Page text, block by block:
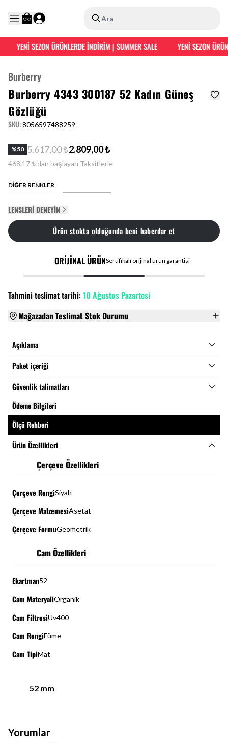
Ara
YENİ SEZON ÜRÜNLERDE İNDİRİM | SUMMER SALE YENİ SEZON
Burberry
Burberry 4343 300187 52 Kadın Güneş
Gözlüğü
SKU:8056597488259
%50 5.617,00 ₺2.809,00 ₺
468,17 ₺'dan başlayan Taksitlerle
DİĞER RENKLER
LENSLERI DENEYIN
Ürün stokta olduğunda beni haberdar et
ORİJİNAL ÜRÜNSertifikalı orijinal ürün garantisi
Tahmini teslimat tarihi:10 Ağustos Pazartesi
Mağazadan Teslimat Stok Durumu
Açıklama
Paket içeriği
Güvenlik talimatları
Ödeme Bilgileri
Ölçü Rehberi
Ürün Özellikleri
Çerçeve Özellikleri
Çerçeve RengiSiyah
Çerçeve MalzemesiAsetat
Çerçeve FormuGeometrik
Cam Özellikleri
Ekartman52
Cam MateryaliOrganik
Cam FiltresiUv400
Cam RengiFüme
Cam TipiMat
52 mm
Yorumlar